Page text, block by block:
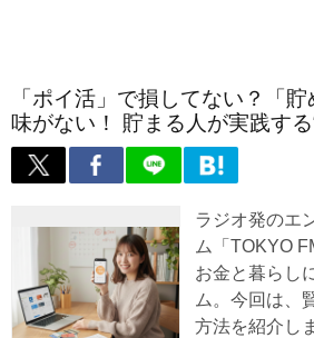
「ポイ活」で損してない？「
味がない！ 貯まる人が実践す
ラジオ発のエ
ム「TOKYO
お金と暮らし
ム。今回は、
方法を紹介し